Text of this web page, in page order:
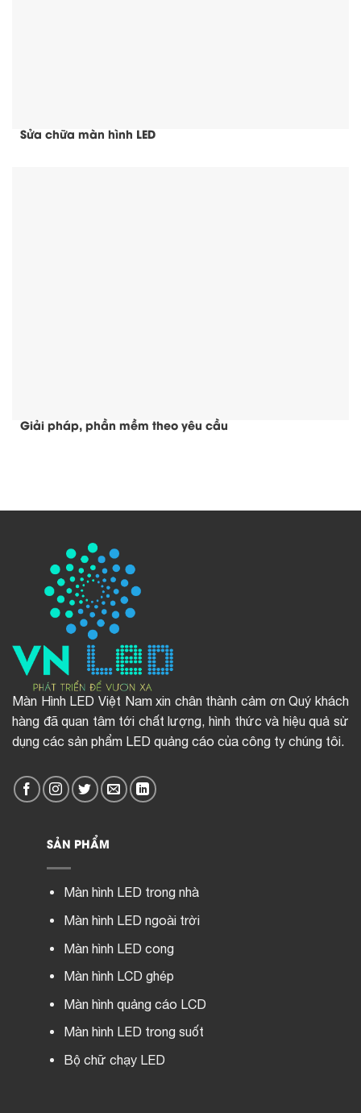
Sửa chữa màn hình LED
Giải pháp, phần mềm theo yêu cầu
Màn Hình LED Việt Nam xin chân thành cảm ơn Quý khách
hàng đã quan tâm tới chất lượng, hình thức và hiệu quả sử
dụng các sản phẩm LED quảng cáo của công ty chúng tôi.
SẢN PHẨM
Màn hình LED trong nhà
Màn hình LED ngoài trời
Màn hình LED cong
Màn hình LCD ghép
Màn hình quảng cáo LCD
Màn hình LED trong suốt
Bộ chữ chạy LED